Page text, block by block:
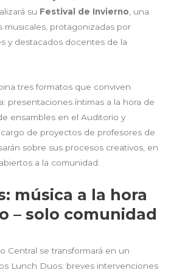
su Festival de Invierno, una
musicales, protagonizadas por
y destacados docentes de la
tres formatos que conviven
presentaciones íntimas a la hora de
ensambles en el Auditorio y
de proyectos de profesores de
sobre sus procesos creativos, en
a la comunidad.
música a la hora
– solo comunidad
Central se transformará en un
Lunch Duos: breves intervenciones